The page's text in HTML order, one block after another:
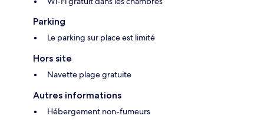
Parking
Le parking sur place est limité
Hors site
Navette plage gratuite
Autres informations
Hébergement non-fumeurs